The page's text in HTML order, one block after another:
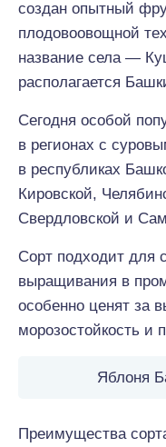
создан опытный
плодовоовощной
название села —
располагается
Сегодня особой
в регионах с
в республиках
Кировской,
Свердловской и
Сорт подходит для
выращивания в
особенно ценят за
морозостойкость и
Яблоня
Преимущества